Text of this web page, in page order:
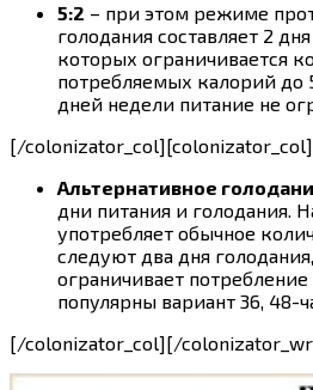
5:2 – при этом режиме
голодания составляет 2
которых ограничивается
потребляемых калорий до
дней недели питание не
[/colonizator_col][colonizator_col]
Альтернативное
дни питания и голодания.
употребляет обычное
следуют два дня
ограничивает
популярны вариант 36, 48-
[/colonizator_col][/